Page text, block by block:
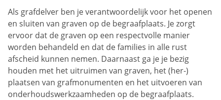
Als grafdelver ben je verantwoordelijk voor het openen
en sluiten van graven op de begraafplaats. Je zorgt
ervoor dat de graven op een respectvolle manier
worden behandeld en dat de families in alle rust
afscheid kunnen nemen. Daarnaast ga je je bezig
houden met het uitruimen van graven, het (her-)
plaatsen van grafmonumenten en het uitvoeren van
onderhoudswerkzaamheden op de begraafplaats.